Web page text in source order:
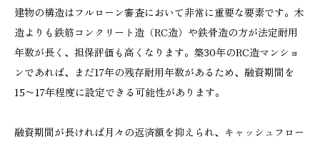
建物の構造はフルローン審査において非常に重要な要素です。木
造よりも鉄筋コンクリート造（RC造）や鉄骨造の方が法定耐用
年数が長く、担保評価も高くなります。築30年のRC造マンショ
ンであれば、まだ17年の残存耐用年数があるため、融資期間を
15〜17年程度に設定できる可能性があります。
融資期間が長ければ月々の返済額を抑えられ、キャッシュフロー